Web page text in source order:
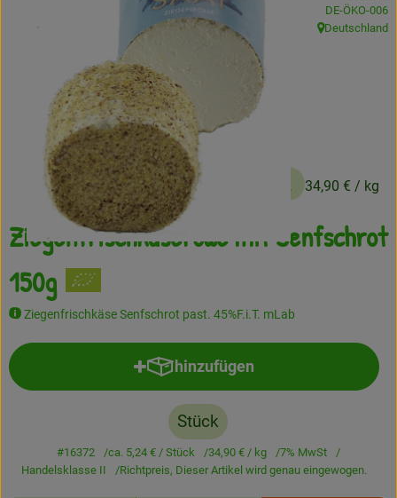
Haltbares
Getränke
Naturkosmetik
Drogerie
Gratis Ökokiste im Wert von 25 Euro
Veranstaltungen
Amperhof-Blog
Über uns
Ziegenfrischkäserolle mit Senfschrot
150g
Ziegenfrischkäse Senfschrot past. 45%F.i.T. mLab
ca. 5,24 € / Stück 34,90 € / kg
, Kontrollstelle:
DE-ÖKO-006
, Herkunft:
Deutschland
hinzufügen
Produkt zum Warenkorb
Stück
#16372 ca. 5,24 € / Stück 34,90 € / kg
7% MwSt
Handelsklasse II
Richtpreis, Dieser Artikel wird genau eingewogen.